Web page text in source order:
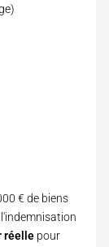
€ de biens
réelle pour